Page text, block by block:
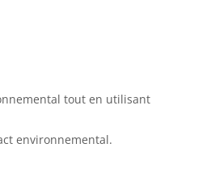
tout en utilisant
environnemental.